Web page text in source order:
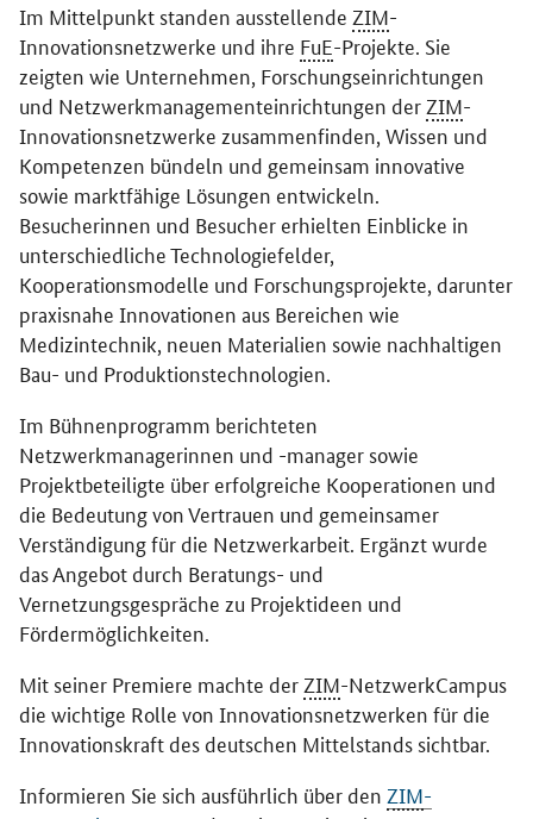
Im Mittelpunkt standen ausstellende ZIM-
Innovationsnetzwerke und ihre FuE-Projekte. Sie
zeigten wie Unternehmen, Forschungseinrichtungen
und Netzwerkmanagementeinrichtungen der ZIM-
Innovationsnetzwerke zusammenfinden, Wissen und
Kompetenzen bündeln und gemeinsam innovative
sowie marktfähige Lösungen entwickeln.
Besucherinnen und Besucher erhielten Einblicke in
unterschiedliche Technologiefelder,
Kooperationsmodelle und Forschungsprojekte, darunter
praxisnahe Innovationen aus Bereichen wie
Medizintechnik, neuen Materialien sowie nachhaltigen
Bau- und Produktionstechnologien.
Im Bühnenprogramm berichteten
Netzwerkmanagerinnen und -manager sowie
Projektbeteiligte über erfolgreiche Kooperationen und
die Bedeutung von Vertrauen und gemeinsamer
Verständigung für die Netzwerkarbeit. Ergänzt wurde
das Angebot durch Beratungs- und
Vernetzungsgespräche zu Projektideen und
Fördermöglichkeiten.
Mit seiner Premiere machte der ZIM-NetzwerkCampus
die wichtige Rolle von Innovationsnetzwerken für die
Innovationskraft des deutschen Mittelstands sichtbar.
Informieren Sie sich ausführlich über den ZIM-